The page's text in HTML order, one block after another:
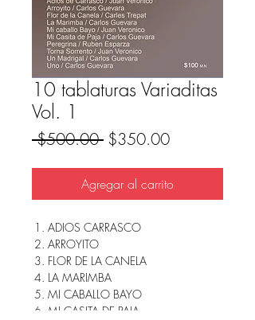
10 tablaturas Variaditas
Vol. 1
$500.00 Precio
$350.00Precio
oferta
Agregar al carrito
ADIOS CARRASCO
ARROYITO
FLOR DE LA CANELA
LA MARIMBA
MI CABALLO BAYO
MI CASITA DE PAJA